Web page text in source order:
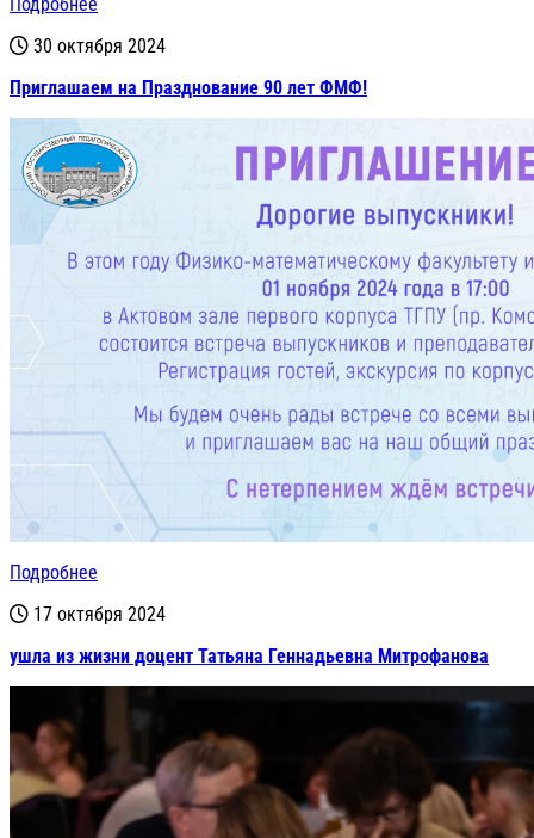
30 октября 2024
Приглашаем на Празднование 90 лет ФМФ!
Подробнее
17 октября 2024
ушла из жизни доцент Татьяна Геннадьевна Митрофанова